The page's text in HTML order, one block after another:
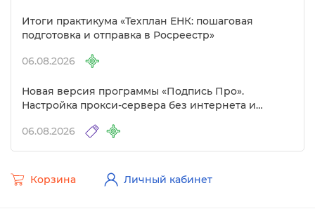
Итоги практикума «Техплан ЕНК: пошаговая
подготовка и отправка в Росреестр»
06.08.2026
Новая версия программы «Подпись Про».
Настройка прокси-сервера без интернета и
06.08.2026
Корзина Личный кабинет